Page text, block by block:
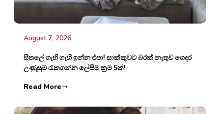
August 7, 2026
සීතලේ ගැහි ගැහි ඉන්න එපා! සාක්කුවට බරක් නැතුව ගෙදර
උණුසුම රැකගන්න ලේසිම ක්‍රම 5ක්!
Read More